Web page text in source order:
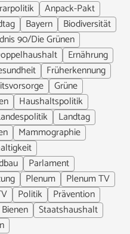
Anpack-Pakt
Bayern
Biodiversität
90/Die Grünen
Ernährung
Früherkennung
Grüne
Haushaltspolitik
Landtag
Mammographie
Parlament
Plenum
Plenum TV
Politik
Prävention
Staatshaushalt